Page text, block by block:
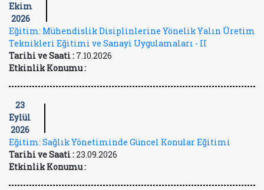
Ekim
2026
Eğitim: Mühendislik Disiplinlerine Yönelik Yalın Üretim
Teknikleri Eğitimi ve Sanayi Uygulamaları - II
Tarihi ve Saati : 7.10.2026
Etkinlik Konumu :
23
Eylül
2026
Eğitim: Sağlık Yönetiminde Güncel Konular Eğitimi
Tarihi ve Saati :23.09.2026
Etkinlik Konumu :